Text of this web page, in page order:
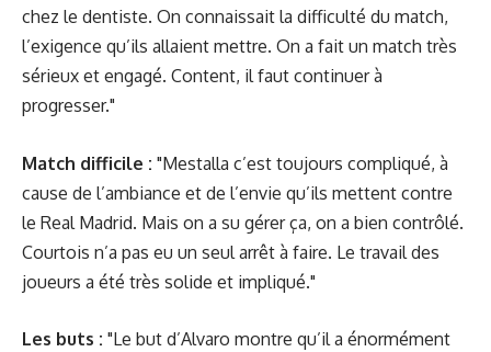
chez le dentiste. On connaissait la difficulté du match,
l’exigence qu’ils allaient mettre. On a fait un match très
sérieux et engagé. Content, il faut continuer à
progresser."
Match difficile : "Mestalla c’est toujours compliqué, à
cause de l’ambiance et de l’envie qu’ils mettent contre
le Real Madrid. Mais on a su gérer ça, on a bien contrôlé.
Courtois n’a pas eu un seul arrêt à faire. Le travail des
joueurs a été très solide et impliqué."
Les buts : "Le but d’Alvaro montre qu’il a énormément